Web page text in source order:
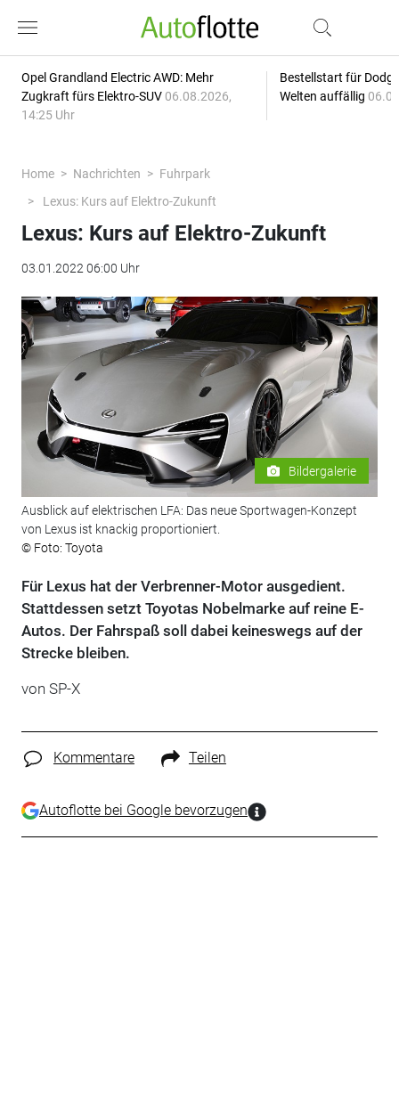
Opel Grandland Electric AWD: Mehr
Zugkraft fürs Elektro-SUV 06.08.2026,
14:25 Uhr
Bestellstart für
Welten auffällig
Home Nachrichten
Fuhrpark
Lexus: Kurs auf Elektro-Zukunft
Lexus: Kurs auf Elektro-Zukunft
03.01.2022 06:00 Uhr
Bildergalerie
Ausblick auf elektrischen LFA: Das neue Sportwagen-Konzept
von Lexus ist knackig proportioniert.
© Foto: Toyota
Für Lexus hat der Verbrenner-Motor ausgedient.
Stattdessen setzt Toyotas Nobelmarke auf reine E-
Autos. Der Fahrspaß soll dabei keineswegs auf der
Strecke bleiben.
von SP-X
Kommentare Teilen
Autoflotte bei Google bevorzugen